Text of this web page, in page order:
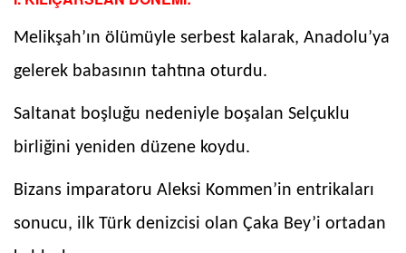
Melikşah’ın ölümüyle serbest kalarak, Anadolu’ya
gelerek babasının tahtına oturdu.
Saltanat boşluğu nedeniyle boşalan Selçuklu
birliğini yeniden düzene koydu.
Bizans imparatoru Aleksi Kommen’in entrikaları
sonucu, ilk Türk denizcisi olan Çaka Bey’i ortadan